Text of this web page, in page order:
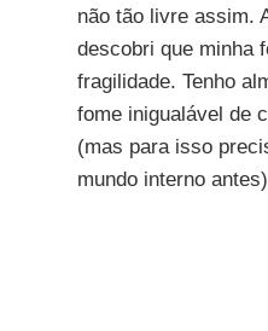
não tão livre assim.
descobri que minha
fragilidade. Tenho
fome inigualável de
(mas para isso
mundo interno